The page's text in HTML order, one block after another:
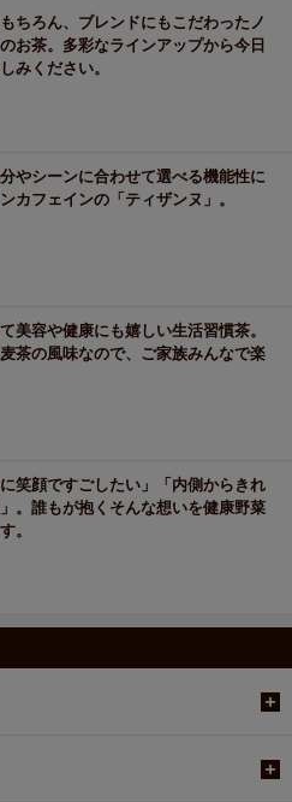
ちろん、ブレンドにもこだわったノ
お茶。多彩なラインアップから今日
みください。
やシーンに合わせて選べる機能性に
カフェインの「ティザンヌ」。
美容や健康にも嬉しい生活習慣茶。
茶の風味なので、ご家族みんなで楽
に笑顔ですごしたい」「内側からきれ
。誰もが抱くそんな想いを健康野菜
。